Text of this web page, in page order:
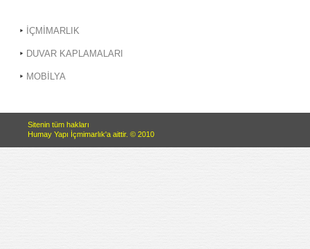
İÇMİMARLIK
DUVAR KAPLAMALARI
MOBİLYA
Sitenin tüm hakları
Humay Yapı İçmimarlık'a aittir. © 2010